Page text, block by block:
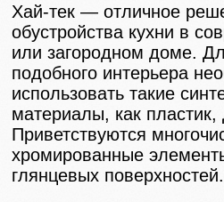
Хай-тек — отличное
обустройства кухни в
или загородном доме.
подобного интерьера
использовать такие
материалы, как
Приветствуются
хромированные
глянцевых поверхностей.